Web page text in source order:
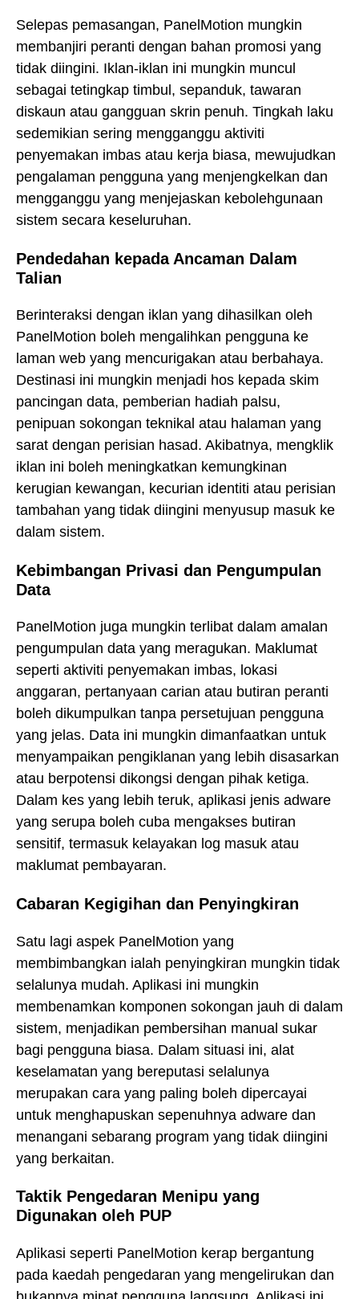
Selepas pemasangan, PanelMotion mungkin
membanjiri peranti dengan bahan promosi yang
tidak diingini. Iklan-iklan ini mungkin muncul
sebagai tetingkap timbul, sepanduk, tawaran
diskaun atau gangguan skrin penuh. Tingkah laku
sedemikian sering mengganggu aktiviti
penyemakan imbas atau kerja biasa, mewujudkan
pengalaman pengguna yang menjengkelkan dan
mengganggu yang menjejaskan kebolehgunaan
sistem secara keseluruhan.
Pendedahan kepada Ancaman Dalam
Talian
Berinteraksi dengan iklan yang dihasilkan oleh
PanelMotion boleh mengalihkan pengguna ke
laman web yang mencurigakan atau berbahaya.
Destinasi ini mungkin menjadi hos kepada skim
pancingan data, pemberian hadiah palsu,
penipuan sokongan teknikal atau halaman yang
sarat dengan perisian hasad. Akibatnya, mengklik
iklan ini boleh meningkatkan kemungkinan
kerugian kewangan, kecurian identiti atau perisian
tambahan yang tidak diingini menyusup masuk ke
dalam sistem.
Kebimbangan Privasi dan Pengumpulan
Data
PanelMotion juga mungkin terlibat dalam amalan
pengumpulan data yang meragukan. Maklumat
seperti aktiviti penyemakan imbas, lokasi
anggaran, pertanyaan carian atau butiran peranti
boleh dikumpulkan tanpa persetujuan pengguna
yang jelas. Data ini mungkin dimanfaatkan untuk
menyampaikan pengiklanan yang lebih disasarkan
atau berpotensi dikongsi dengan pihak ketiga.
Dalam kes yang lebih teruk, aplikasi jenis adware
yang serupa boleh cuba mengakses butiran
sensitif, termasuk kelayakan log masuk atau
maklumat pembayaran.
Cabaran Kegigihan dan Penyingkiran
Satu lagi aspek PanelMotion yang
membimbangkan ialah penyingkiran mungkin tidak
selalunya mudah. Aplikasi ini mungkin
membenamkan komponen sokongan jauh di dalam
sistem, menjadikan pembersihan manual sukar
bagi pengguna biasa. Dalam situasi ini, alat
keselamatan yang bereputasi selalunya
merupakan cara yang paling boleh dipercayai
untuk menghapuskan sepenuhnya adware dan
menangani sebarang program yang tidak diingini
yang berkaitan.
Taktik Pengedaran Menipu yang
Digunakan oleh PUP
Aplikasi seperti PanelMotion kerap bergantung
pada kaedah pengedaran yang mengelirukan dan